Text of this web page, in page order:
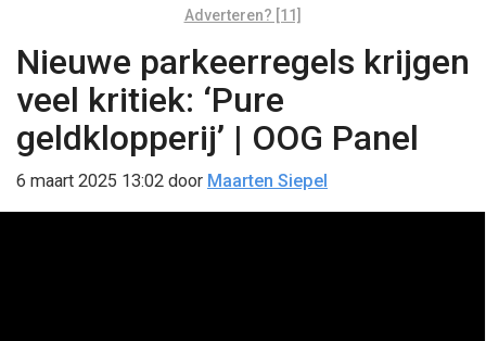
Adverteren? [11]
Nieuwe parkeerregels krijgen
veel kritiek: ‘Pure
geldklopperij’ | OOG Panel
6 maart 2025 13:02 door Maarten Siepel